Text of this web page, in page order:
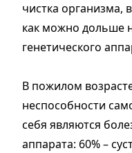
чистка организма,
как можно дольше
генетического
В пожилом
неспособности
себя являются
аппарата: 60% –